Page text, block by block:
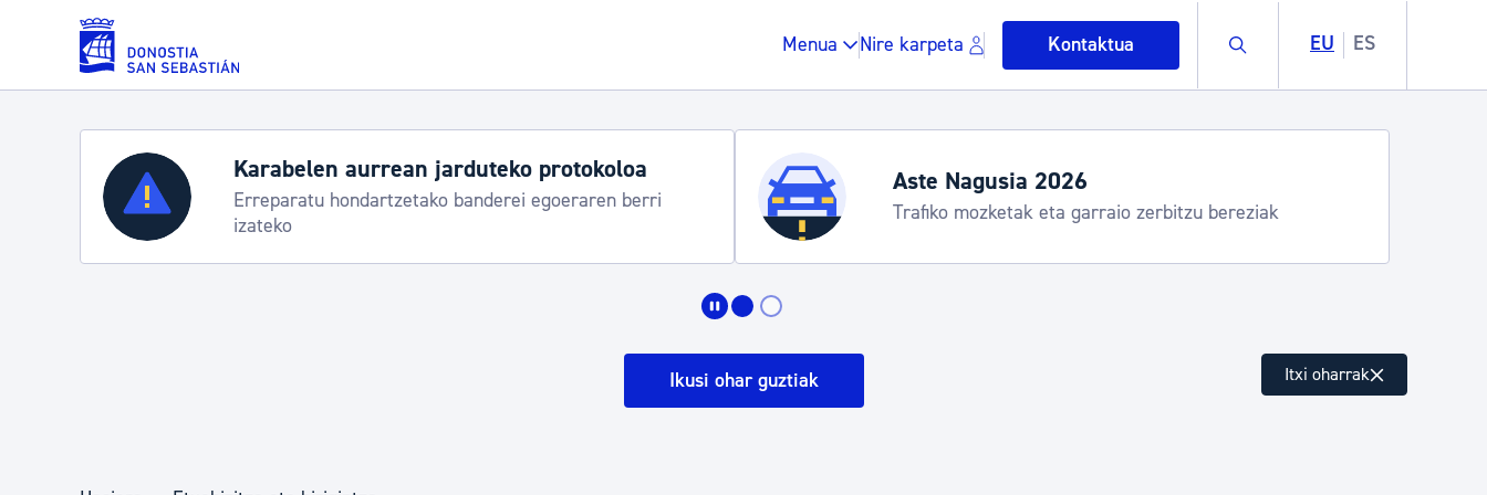
Eduki nagusira joan
Menua Nire karpeta Kontaktua Buscar EU ES
Zerbitzuak
Errolda eta gai pertsonalak
Gune publikoa, hondakinak eta ingurumena
Karabelen aurrean jarduteko protokoloa
Erreparatu hondartzetako banderei egoeraren berri
izateko
Aste Nagusia 2026
Trafiko mozketak eta garraio zerbitzu bereziak
Ikusi ohar guztiak Itxi oharrak